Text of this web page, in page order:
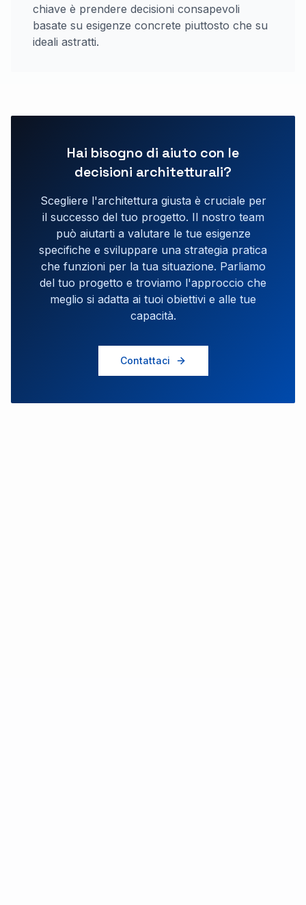
chiave è prendere decisioni consapevoli
basate su esigenze concrete piuttosto che su
ideali astratti.
Hai bisogno di aiuto con le
decisioni architetturali?
Scegliere l'architettura giusta è cruciale per
il successo del tuo progetto. Il nostro team
può aiutarti a valutare le tue esigenze
specifiche e sviluppare una strategia pratica
che funzioni per la tua situazione. Parliamo
del tuo progetto e troviamo l'approccio che
meglio si adatta ai tuoi obiettivi e alle tue
capacità.
Contattaci